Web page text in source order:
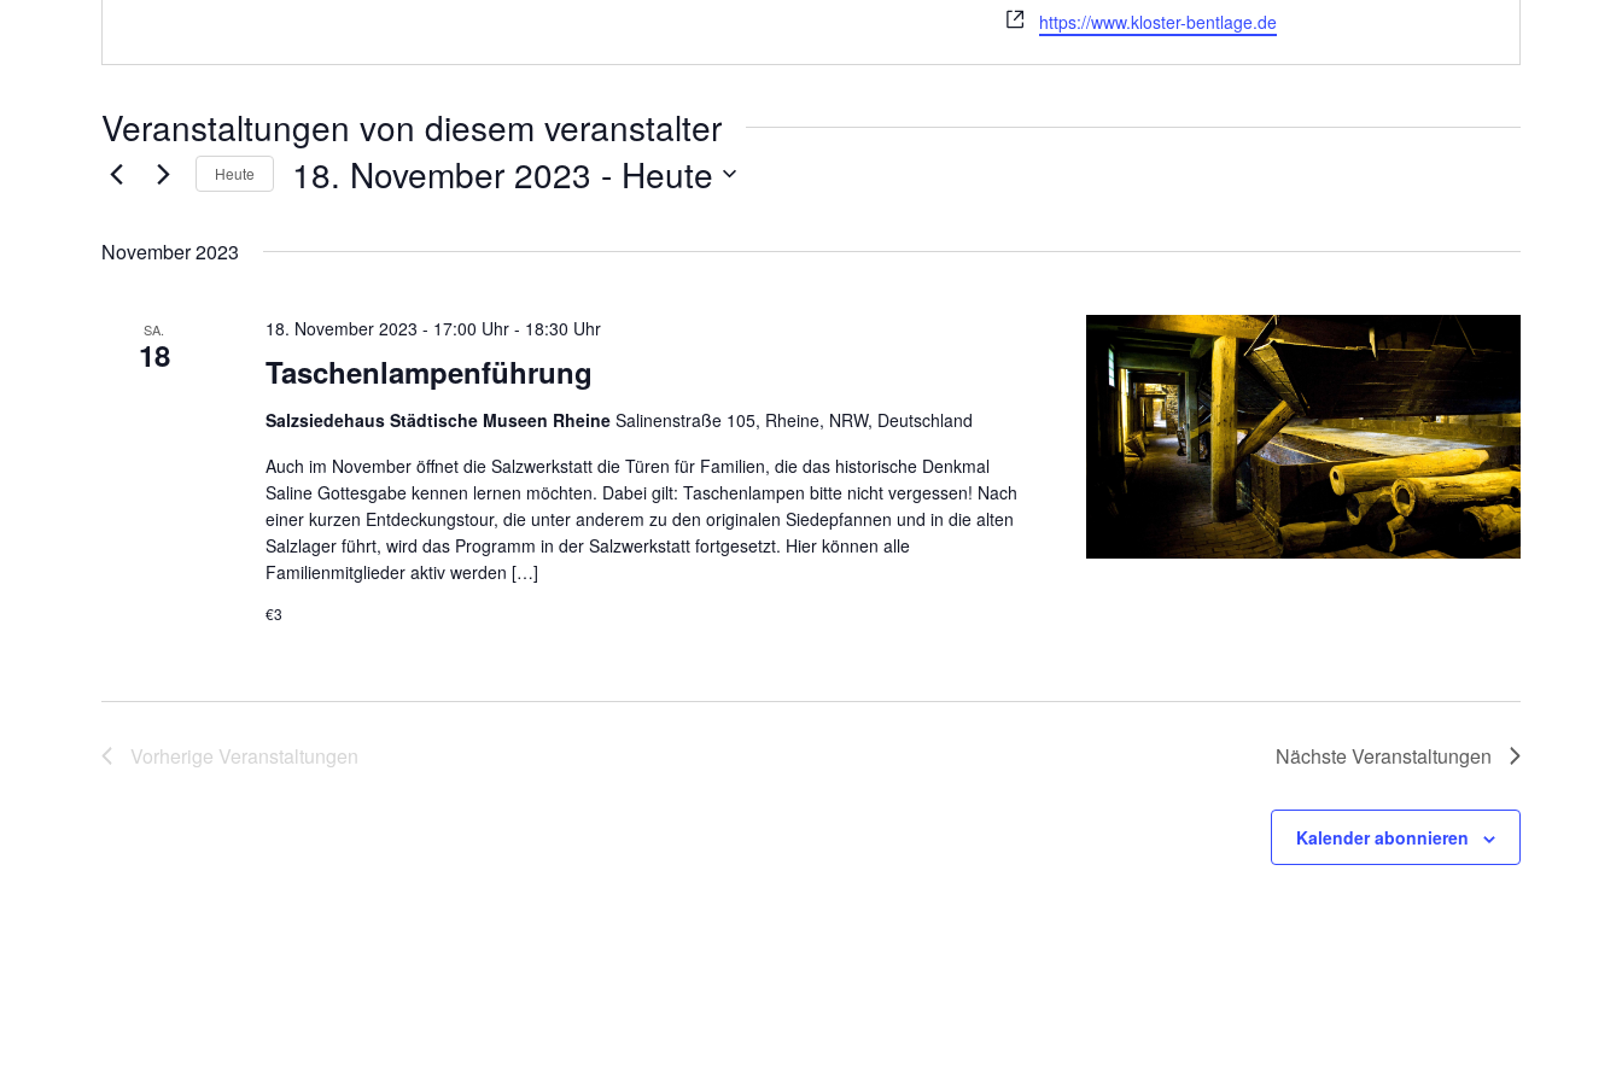
Webseite
https://www.kloster-bentlage.de
Veranstaltungen von diesem veranstalter
Heute 18. November 2023 - Heute
wählen.
November 2023
SA.
18 Taschenlampenführung
18. November 2023 - 17:00 Uhr- 18:30 Uhr
Salzsiedehaus Städtische Museen Rheine Salinenstraße 105, Rheine, NRW, Deutschland
Auch im November öffnet die Salzwerkstatt die Türen für Familien, die das historische Denkmal
Saline Gottesgabe kennen lernen möchten. Dabei gilt: Taschenlampen bitte nicht vergessen! Nach
einer kurzen Entdeckungstour, die unter anderem zu den originalen Siedepfannen und in die alten
Salzlager führt, wird das Programm in der Salzwerkstatt fortgesetzt. Hier können alle
Familienmitglieder aktiv werden […]
€3
Vorherige Veranstaltungen NächsteVeranstaltungen
Kalender abonnieren